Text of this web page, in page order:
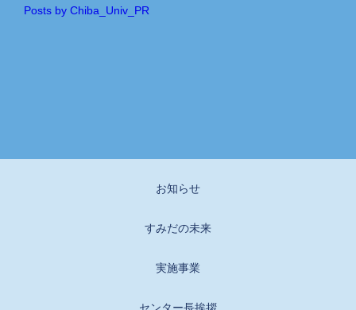
Posts by Chiba_Univ_PR
お知らせ
すみだの未来
実施事業